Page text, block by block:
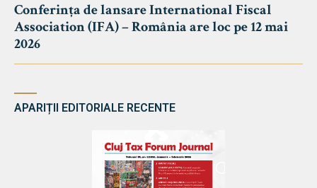
Conferința de lansare International Fiscal
Association (IFA) – România are loc pe 12 mai
2026
APARIȚII EDITORIALE RECENTE